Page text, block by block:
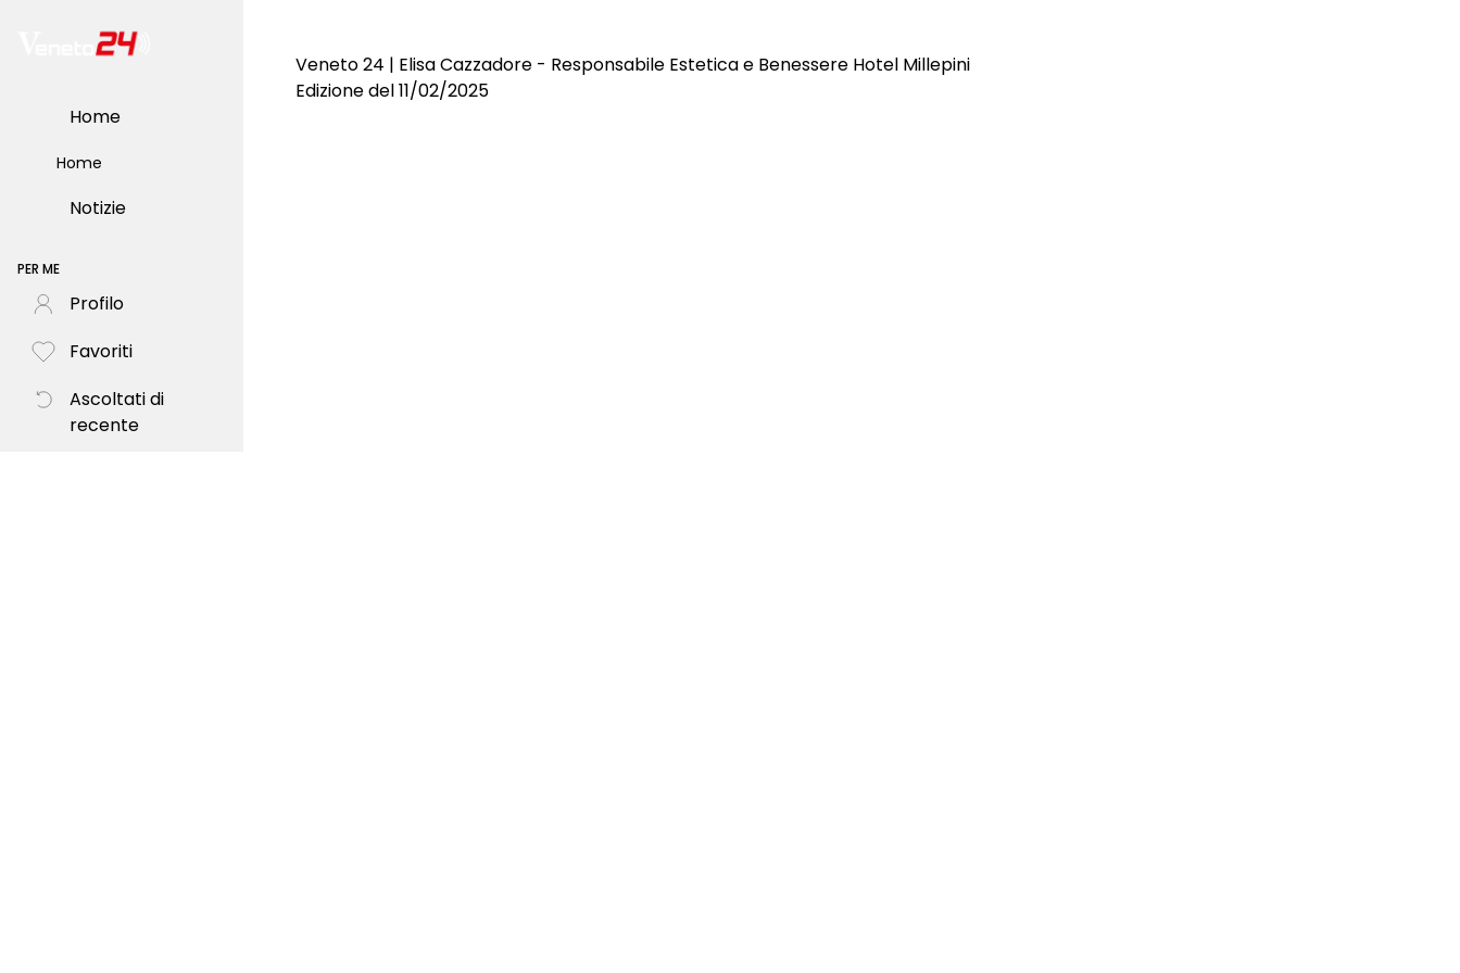
Home
Home
Notizie
PER ME
Profilo
Favoriti
Ascoltati di
recente
Veneto 24 | Elisa Cazzadore - Responsabile Estetica e Benessere Hotel Millepini
Edizione del 11/02/2025